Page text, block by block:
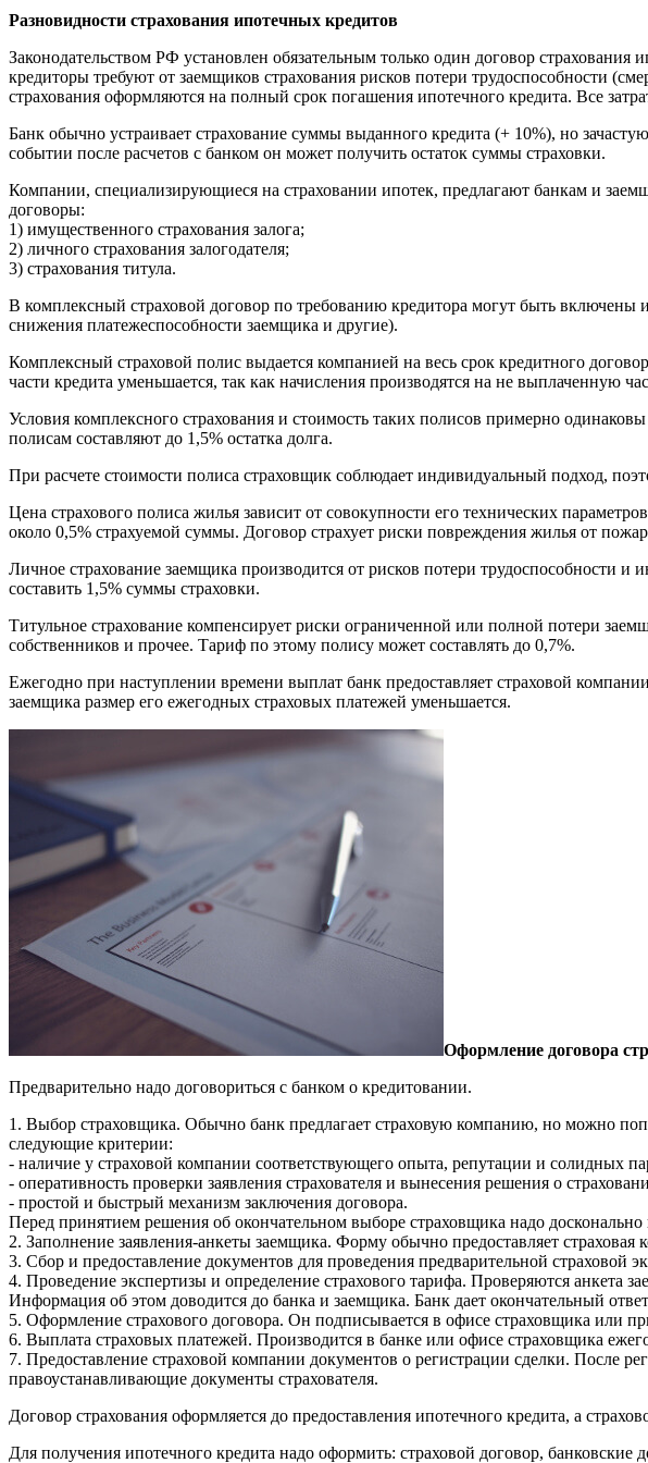
Разновидности страхования ипотечных кредитов
Законодательством РФ установлен обязательным только один договор
кредиторы требуют от заемщиков страхования рисков потери трудоспособности
страхования оформляются на полный срок погашения ипотечного кредита. Все
Банк обычно устраивает страхование суммы выданного кредита (+ 10%), но
событии после расчетов с банком он может получить остаток суммы страховки.
Компании, специализирующиеся на страховании ипотек, предлагают банкам и
договоры:
1) имущественного страхования залога;
2) личного страхования залогодателя;
3) страхования титула.
В комплексный страховой договор по требованию кредитора могут быть
снижения платежеспособности заемщика и другие).
Комплексный страховой полис выдается компанией на весь срок кредитного
части кредита уменьшается, так как начисления производятся на не выплаченную
Условия комплексного страхования и стоимость таких полисов примерно
полисам составляют до 1,5% остатка долга.
При расчете стоимости полиса страховщик соблюдает индивидуальный подход,
Цена страхового полиса жилья зависит от совокупности его технических
около 0,5% страхуемой суммы. Договор страхует риски повреждения жилья от
Личное страхование заемщика производится от рисков потери трудоспособности
составить 1,5% суммы страховки.
Титульное страхование компенсирует риски ограниченной или полной потери
собственников и прочее. Тариф по этому полису может составлять до 0,7%.
Ежегодно при наступлении времени выплат банк предоставляет страховой
заемщика размер его ежегодных страховых платежей уменьшается.
Оформление договора
Предварительно надо договориться с банком о кредитовании.
1. Выбор страховщика. Обычно банк предлагает страховую компанию, но можно
следующие критерии:
- наличие у страховой компании соответствующего опыта, репутации и солидных
- оперативность проверки заявления страхователя и вынесения решения о
- простой и быстрый механизм заключения договора.
Перед принятием решения об окончательном выборе страховщика надо досконально
2. Заполнение заявления-анкеты заемщика. Форму обычно предоставляет страховая
3. Сбор и предоставление документов для проведения предварительной страховой
4. Проведение экспертизы и определение страхового тарифа. Проверяются анкета
Информация об этом доводится до банка и заемщика. Банк дает окончательный
5. Оформление страхового договора. Он подписывается в офисе страховщика или
6. Выплата страховых платежей. Производится в банке или офисе страховщика
7. Предоставление страховой компании документов о регистрации сделки. После
правоустанавливающие документы страхователя.
Договор страхования оформляется до предоставления ипотечного кредита, а
Для получения ипотечного кредита надо оформить: страховой договор,